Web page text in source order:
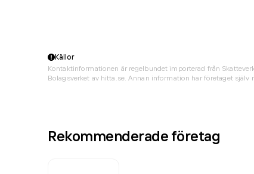
Källor
Kontaktinformationen är regelbundet importerad från
Bolagsverket av hitta.se. Annan information har företaget själv
Rekommenderade företag